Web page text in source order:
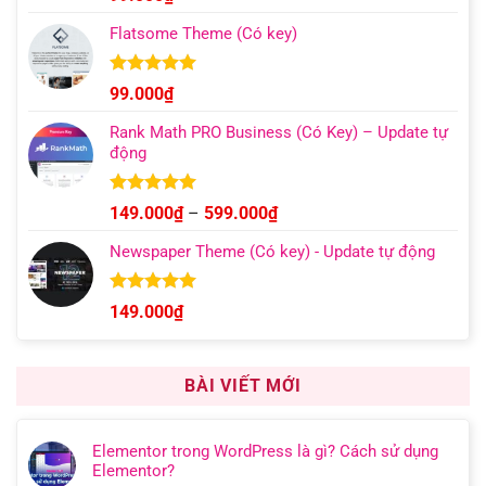
hạng4.96
5 sao
Flatsome Theme (Có key)
Được xếp
hạng 4.95
5 sao
99.000₫
Rank Math PRO Business (Có Key) – Update tự
động
Được xếp
hạng 5.00
5 sao
149.000₫ – 599.000₫Khoảng
từ
Newspaper Theme (Có key) - Update tự động
Được xếp
hạng 4.92
149.000₫
BÀI VIẾT MỚI
Elementor trong WordPress là gì? Cách sử dụng
Elementor?